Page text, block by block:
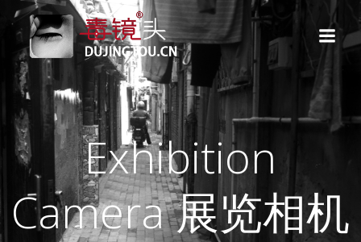
转
到
内
容
Exhibition
Camera 展览相机